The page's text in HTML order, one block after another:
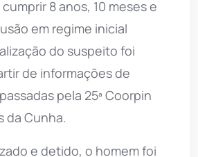
8 anos, 10 meses e
em regime inicial
do suspeito foi
de informações de
pela 25ª Coorpin
da Cunha.
e detido, o homem foi